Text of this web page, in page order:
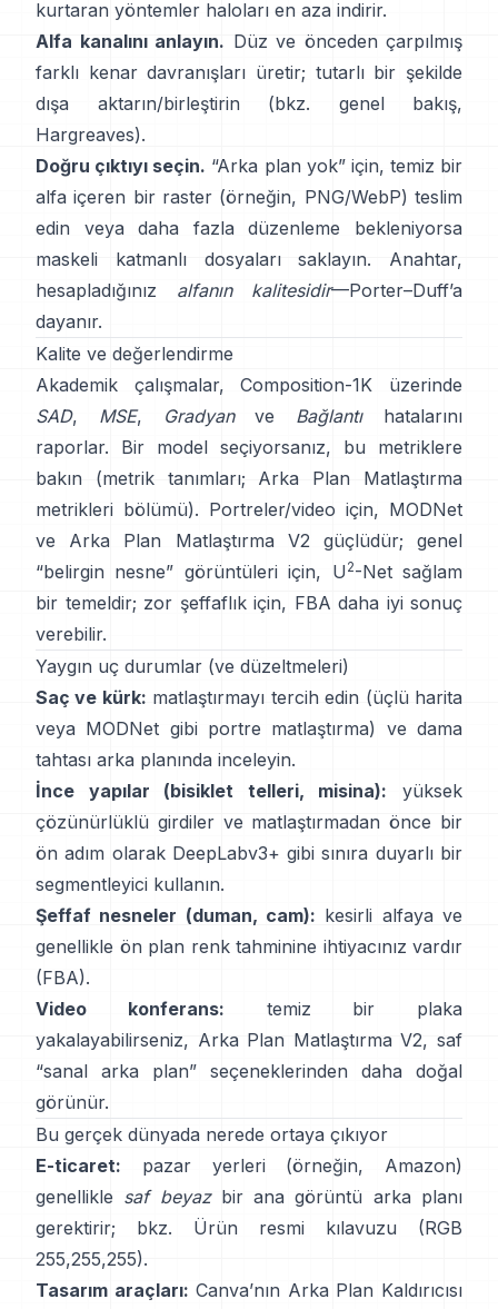
kurtaran yöntemler haloları en aza indirir.
Alfa kanalını anlayın. Düz ve önceden çarpılmış
farklı kenar davranışları üretir; tutarlı bir şekilde
dışa aktarın/birleştirin (bkz.
genel bakış,
Hargreaves).
Doğru çıktıyı seçin. “Arka plan yok” için, temiz bir
alfa içeren bir raster (örneğin, PNG/WebP) teslim
edin veya daha fazla düzenleme bekleniyorsa
maskeli katmanlı dosyaları saklayın. Anahtar,
hesapladığınız alfanın kalitesidir—Porter–Duff’a
dayanır.
Kalite ve değerlendirme
Akademik çalışmalar,Composition-1K üzerinde
SAD, MSE, Gradyanve Bağlantıhatalarını
raporlar. Bir model seçiyorsanız, bu metriklere
bakın
(metrik tanımları;
Arka Plan Matlaştırma
metrikleri bölümü). Portreler/video için, MODNet
ve
Arka Plan Matlaştırma V2güçlüdür; genel
“belirgin nesne” görüntüleri için, U2-Netsağlam
bir temeldir; zor şeffaflık için, FBA daha iyi sonuç
verebilir.
Yaygın uç durumlar (ve düzeltmeleri)
Saç ve kürk: matlaştırmayı tercih edin (üçlü harita
veya MODNet gibi portre matlaştırma) ve dama
tahtası arka planında inceleyin.
İnce yapılar (bisiklet telleri, misina): yüksek
çözünürlüklü girdiler ve matlaştırmadan önce bir
ön adım olarak DeepLabv3+ gibi sınıra duyarlı bir
segmentleyici kullanın.
Şeffaf nesneler (duman, cam): kesirli alfaya ve
genellikle ön plan renk tahminine ihtiyacınız vardır
(FBA).
Video konferans: temiz bir plaka
yakalayabilirseniz, Arka Plan Matlaştırma V2, saf
“sanal arka plan” seçeneklerinden daha doğal
görünür.
Bu gerçek dünyada nerede ortaya çıkıyor
E-ticaret: pazar yerleri (örneğin, Amazon)
genellikle saf beyazbir ana görüntü arka planı
gerektirir; bkz.
Ürün resmi kılavuzu
(RGB
255,255,255).
Tasarım araçları: Canva’nın Arka Plan Kaldırıcısı